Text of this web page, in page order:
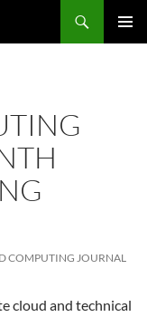
COMPUTING JOURNAL
cloud and technical